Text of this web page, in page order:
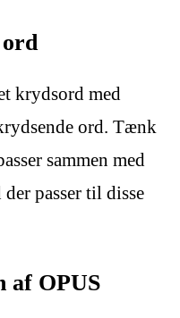
ord
krydsord med
ord. Tænk
sammen med
passer til disse
af OPUS